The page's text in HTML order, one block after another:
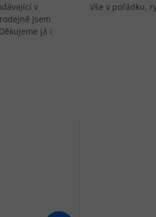
v
jsem
já i
Vše v pořádku,